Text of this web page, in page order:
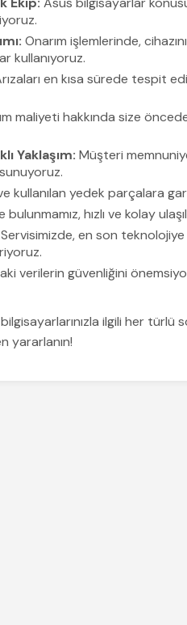
Onarım işlemlerinde,
kullanıyoruz.
en kısa sürede tespit
maliyeti hakkında size
Yaklaşım: Müşteri
kullanılan yedek parçalara
bulunmamız, hızlı ve kolay
Servisimizde, en son
verilerin güvenliğini
ilgili her türlü
yararlanın!